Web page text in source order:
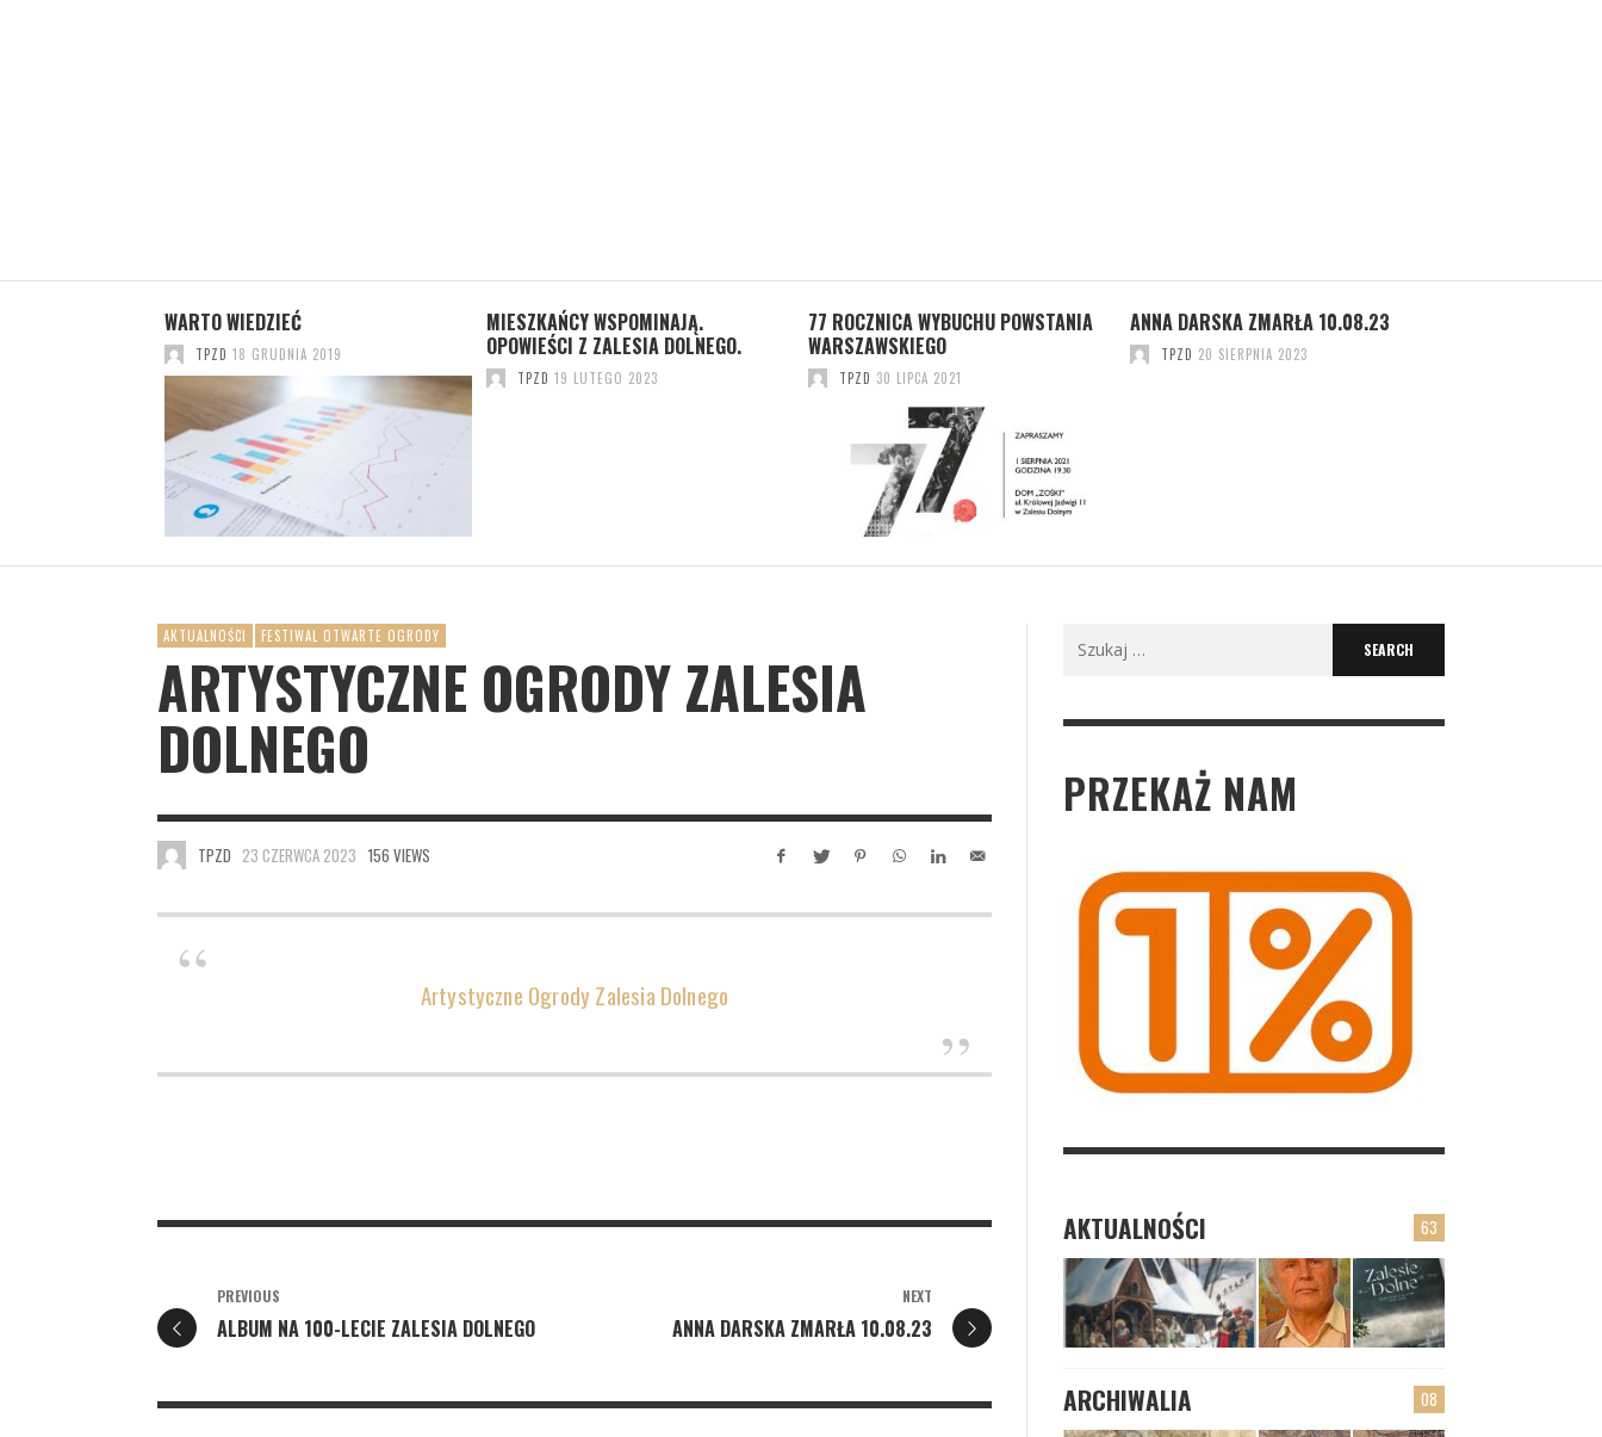
WARTO WIEDZIEĆ
TPZD 18 GRUDNIA 2019
MIESZKAŃCY WSPOMINAJĄ.
OPOWIEŚCI Z ZALESIA DOLNEGO.
TPZD 19 LUTEGO 2023
77 ROCZNICA WYBUCHU POWSTANIA
WARSZAWSKIEGO
TPZD 30 LIPCA 2021
ANNA DARSKA ZMARŁA 10.08.23
TPZD 20 SIERPNIA 2023
AKTUALNOŚCI FESTIWAL OTWARTE OGRODY
ARTYSTYCZNE OGRODY ZALESIA
DOLNEGO
TPZD 23 CZERWCA 2023 156 VIEWS
Artystyczne Ogrody Zalesia Dolnego
PREVIOUS
ALBUM NA 100-LECIE ZALESIA DOLNEGO
NEXT
ANNA DARSKA ZMARŁA 10.08.23
PRZEKAŻ NAM
63
AKTUALNOŚCI
08
ARCHIWALIA